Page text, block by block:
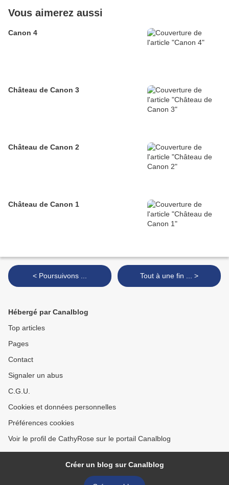
Vous aimerez aussi
Canon 4
Château de Canon 3
Château de Canon 2
Château de Canon 1
< Poursuivons ... Tout à une fin ... >
Hébergé par Canalblog
Top articles
Pages
Contact
Signaler un abus
C.G.U.
Cookies et données personnelles
Préférences cookies
Voir le profil de CathyRose sur le portail Canalblog
Créer un blog sur Canalblog